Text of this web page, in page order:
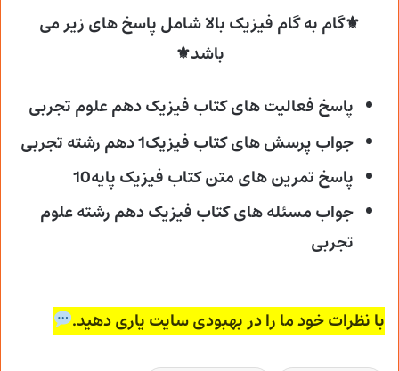
⚜گام به گام فیزیک بالا شامل پاسخ های زیر می
باشد⚜
پاسخ فعالیت های کتاب فیزیک دهم علوم تجربی
جواب پرسش های کتاب فیزیک1 دهم رشته تجربی
پاسخ تمرین های متن کتاب فیزیک پایه10
جواب مسئله های کتاب فیزیک دهم رشته علوم
تجربی
با نظرات خود ما را در بهبودی سایت یاری دهید.